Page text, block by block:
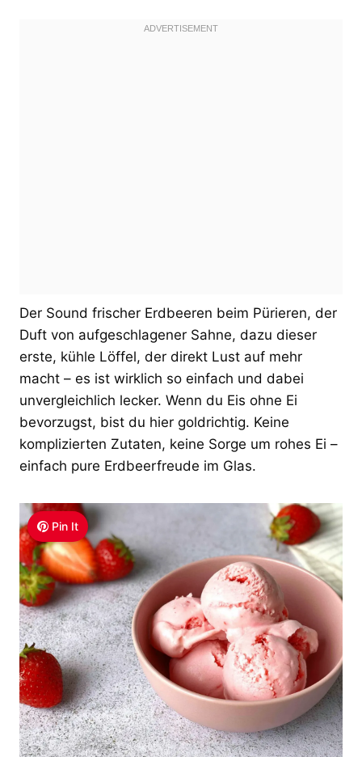
Der Sound frischer Erdbeeren beim Pürieren, der
Duft von aufgeschlagener Sahne, dazu dieser
erste, kühle Löffel, der direkt Lust auf mehr
macht – es ist wirklich so einfach und dabei
unvergleichlich lecker. Wenn du Eis ohne Ei
bevorzugst, bist du hier goldrichtig. Keine
komplizierten Zutaten, keine Sorge um rohes Ei –
einfach pure Erdbeerfreude im Glas.
Pin It